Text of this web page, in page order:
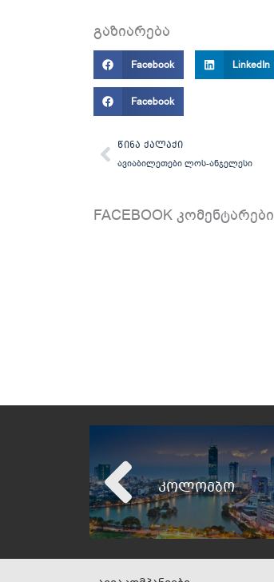
გაზიარება
Facebook LinkedIn
Facebook
Prev
ᲬᲘᲜᲐ ᲥᲐᲚᲐᲥᲘ
ავიაბილეთები ლოს-ანჯელესი
FACEBOOK კომენტარები
კოლომბო